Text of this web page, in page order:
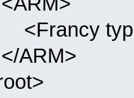
ARM>